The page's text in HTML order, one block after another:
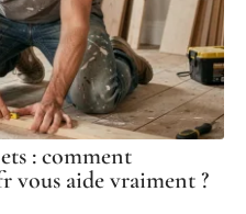
: comment
vous aide vraiment ?